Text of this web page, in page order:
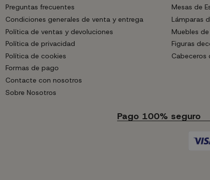
Preguntas frecuentes
Condiciones generales de venta y entrega
Política de ventas y devoluciones
Política de privacidad
Política de cookies
Formas de pago
Contacte con nosotros
Sobre Nosotros
Mesas de
Lámparas
Muebles
Figuras
Cabeceros
Pago 100% seguro